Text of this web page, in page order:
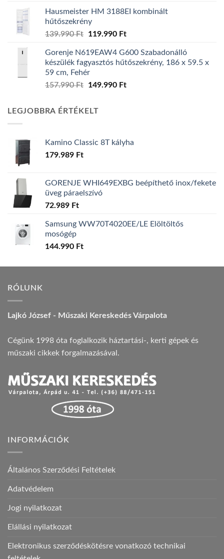
was:
139.990 Ft.
is:
Hausmeister HM 3188EI kombinált
hűtőszekrény
139.990Ft
Original
was:
139.990 Ft.
119.990 FtCurrent
is:
119.990 Ft.
Gorenje N619EAW4 G600 Szabadonálló
készülék fagyasztós hűtőszekrény, 186 x 59.5 x
59 cm, Fehér
157.990Ft
Original
157.990 Ft.
149.990 FtCurrent
LEGJOBBRA ÉRTÉKELT
Kamino Classic 8T kályha
179.989 Ft
GORENJE WHI649EXBG beépíthető inox/fekete
üveg páraelszívó
72.989 Ft
Samsung WW70T4020EE/LE Elöltöltős
mosógép
144.990 Ft
RÓLUNK
Lajkó József - Műszaki Kereskedés Várpalota
Cégünk 1998 óta foglalkozik háztartási-, kerti gépek és
műszaki cikkek forgalmazásával.
INFORMÁCIÓK
Általános Szerződési Feltételek
Adatvédelem
Jogi nyilatkozat
Elállási nyilatkozat
Elektronikus szerződéskötésre vonatkozó technikai